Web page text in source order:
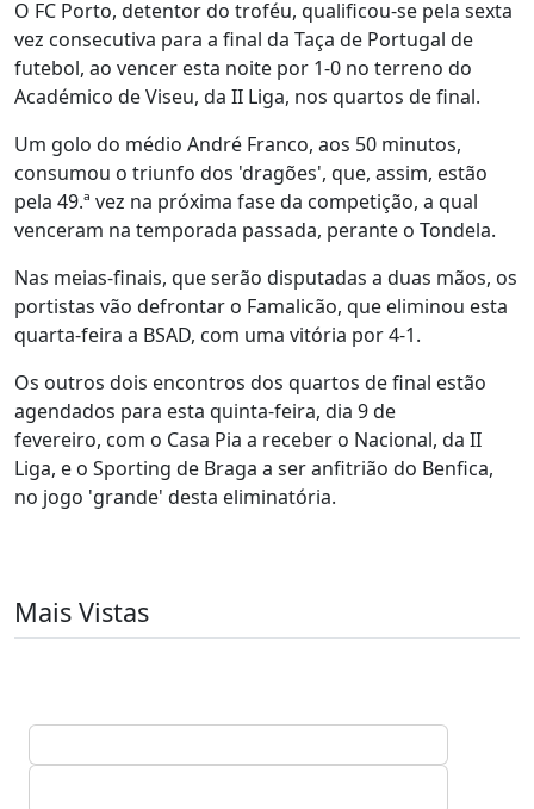
O FC Porto, detentor do troféu, qualificou-se pela sexta
vez consecutiva para a final da Taça de Portugal de
futebol, ao vencer esta noite por 1-0 no terreno do
Académico de Viseu, da II Liga, nos quartos de final.
Um golo do médio André Franco, aos 50 minutos,
consumou o triunfo dos 'dragões', que, assim, estão
pela 49.ª vez na próxima fase da competição, a qual
venceram na temporada passada, perante o Tondela.
Nas meias-finais, que serão disputadas a duas mãos, os
portistas vão defrontar o Famalicão, que eliminou esta
quarta-feira a BSAD, com uma vitória por 4-1.
Os outros dois encontros dos quartos de final estão
agendados para esta quinta-feira, dia 9 de
fevereiro, com o Casa Pia a receber o Nacional, da II
Liga, e o Sporting de Braga a ser anfitrião do Benfica,
no jogo 'grande' desta eliminatória.
Mais Vistas